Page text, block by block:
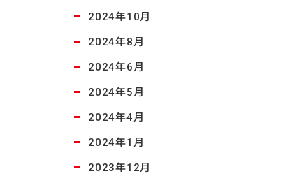
2024年10月
2024年8月
2024年6月
2024年5月
2024年4月
2024年1月
2023年12月